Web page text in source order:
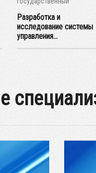
Разработка и
исследование системы
управления...